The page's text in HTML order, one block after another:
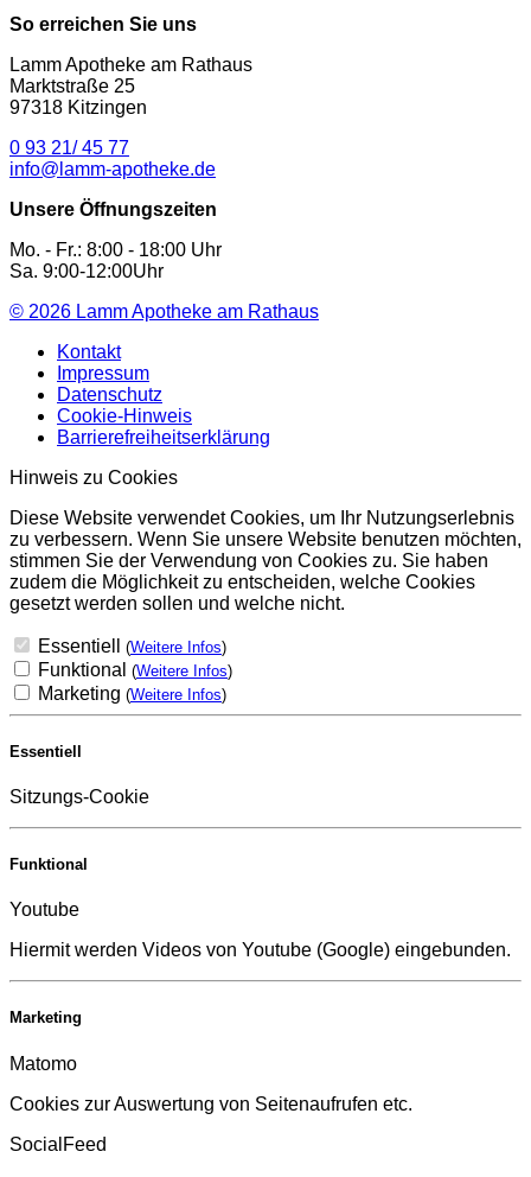
So erreichen Sie uns
Lamm Apotheke am Rathaus
Marktstraße 25
97318 Kitzingen
0 93 21/ 45 77
info@lamm-apotheke.de
Unsere Öffnungszeiten
Mo. - Fr.: 8:00 - 18:00 Uhr
Sa. 9:00-12:00Uhr
© 2026 Lamm Apotheke am Rathaus
Kontakt
Impressum
Datenschutz
Cookie-Hinweis
Barrierefreiheitserklärung
Hinweis zu Cookies
Diese Website verwendet Cookies, um Ihr Nutzungserlebnis
zu verbessern. Wenn Sie unsere Website benutzen möchten,
stimmen Sie der Verwendung von Cookies zu. Sie haben
zudem die Möglichkeit zu entscheiden, welche Cookies
gesetzt werden sollen und welche nicht.
Essentiell (Weitere Infos)
Funktional (Weitere Infos)
Marketing (Weitere Infos)
Essentiell
Sitzungs-Cookie
Funktional
Youtube
Hiermit werden Videos von Youtube (Google) eingebunden.
Marketing
Matomo
Cookies zur Auswertung von Seitenaufrufen etc.
SocialFeed